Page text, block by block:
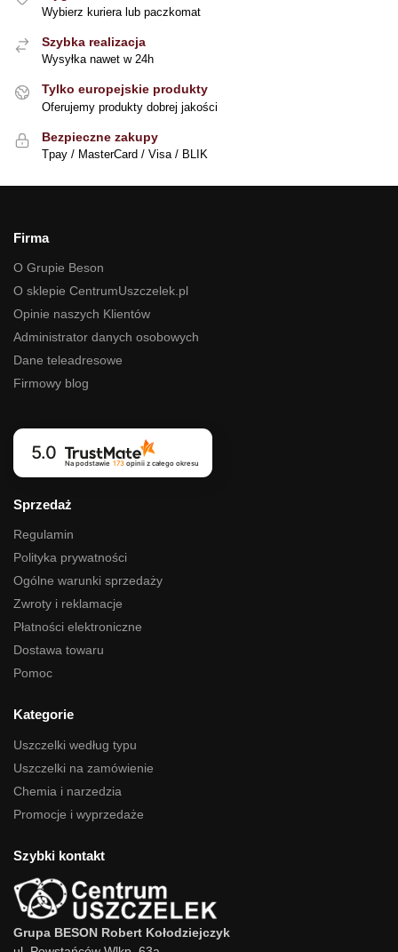
Wybierz kuriera lub paczkomat
Szybka realizacja
Wysyłka nawet w 24h
Tylko europejskie produkty
Oferujemy produkty dobrej jakości
Bezpieczne zakupy
Tpay / MasterCard / Visa / BLIK
Firma
O Grupie Beson
O sklepie CentrumUszczelek.pl
Opinie naszych Klientów
Administrator danych osobowych
Dane teleadresowe
Firmowy blog
5.0
Na podstawie 173opinii z całego okresu
Sprzedaż
Regulamin
Polityka prywatności
Ogólne warunki sprzedaży
Zwroty i reklamacje
Płatności elektroniczne
Dostawa towaru
Pomoc
Kategorie
Uszczelki według typu
Uszczelki na zamówienie
Chemia i narzedzia
Promocje i wyprzedaże
Szybki kontakt
Grupa BESON Robert Kołodziejczyk